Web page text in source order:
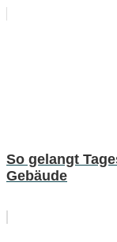
So gelangt
Gebäude